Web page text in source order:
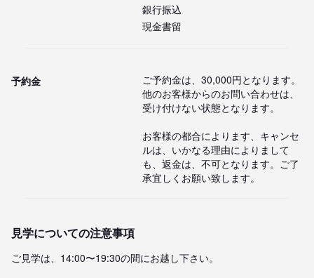
銀行振込
現金書留
予約金
ご予約金は、30,000円となります。
他のお客様からのお問い合わせは、
受け付けない状態となります。
お客様の都合によります、キャンセ
ルは、いかなる理由によりまして
も、返金は、不可となります。ご了
承宜しくお願い致します。
見学についての注意事項
ご見学は、14:00〜19:30の間にお越し下さい。